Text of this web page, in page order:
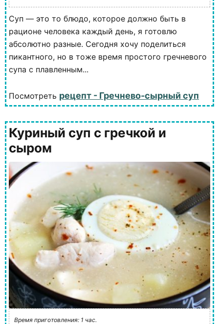
Суп — это то блюдо, которое должно быть в
рационе человека каждый день, я готовлю
абсолютно разные. Сегодня хочу поделиться
пикантного, но в тоже время простого гречневого
супа с плавленным...
Посмотреть рецепт - Гречнево-сырный суп
Куриный суп с гречкой и
сыром
Время приготовления: 1 час.